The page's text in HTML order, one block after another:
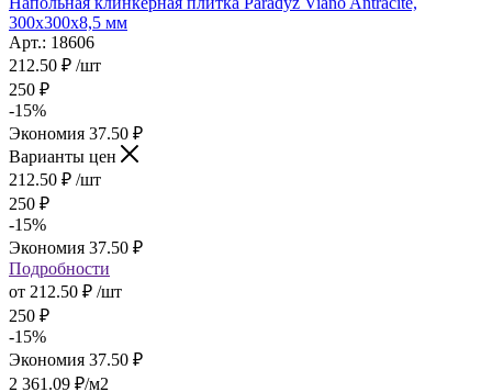
300x300x8,5 мм
Арт.: 18606
212.50 ₽ /шт
250 ₽
-15%
Экономия 37.50 ₽
Варианты цен
212.50 ₽ /шт
250 ₽
-15%
Экономия 37.50 ₽
Подробности
от 212.50 ₽ /шт
250 ₽
-15%
Экономия 37.50 ₽
2 361.09 ₽/м2